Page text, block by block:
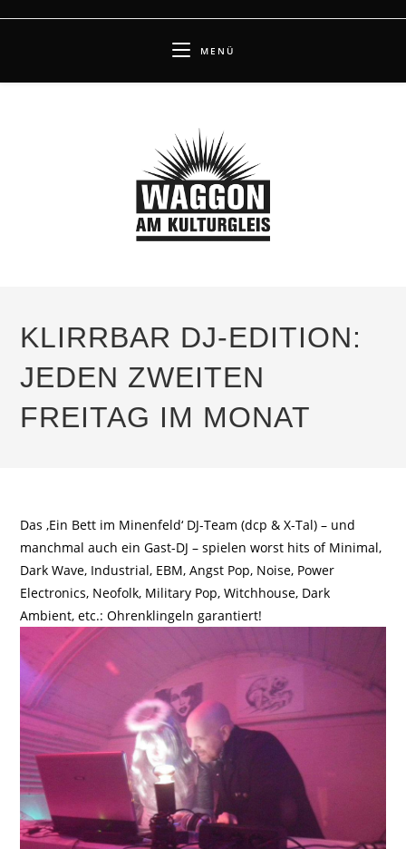
MENÜ
KLIRRBAR DJ-EDITION:
JEDEN ZWEITEN
FREITAG IM MONAT
Das ‚Ein Bett im Minenfeld‘ DJ-Team (dcp & X-Tal) – und
manchmal auch ein Gast-DJ – spielen worst hits of Minimal,
Dark Wave, Industrial, EBM, Angst Pop, Noise, Power
Electronics, Neofolk, Military Pop, Witchhouse, Dark
Ambient, etc.: Ohrenklingeln garantiert!